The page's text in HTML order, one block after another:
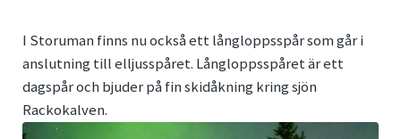
I Storuman finns nu också ett långloppsspår som går i
anslutning till elljusspåret. Långloppsspåret är ett
dagspår och bjuder på fin skidåkning kring sjön
Rackokalven.